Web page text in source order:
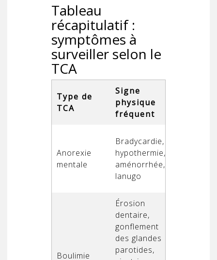
Tableau
récapitulatif :
symptômes à
surveiller selon le
TCA
Type de
TCA
Signe
physique
fréquent
Anorexie
mentale
Bradycardie,
hypothermie,
aménorrhée,
lanugo
Boulimie
Érosion
dentaire,
gonflement
des glandes
parotides,